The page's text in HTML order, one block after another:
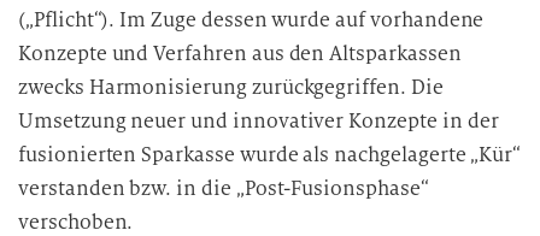
(„Pflicht“). Im Zuge dessen wurde auf vorhandene
Konzepte und Verfahren aus den Altsparkassen
zwecks Harmonisierung zurückgegriffen. Die
Umsetzung neuer und innovativer Konzepte in der
fusionierten Sparkasse wurde als nachgelagerte „Kür“
verstanden bzw. in die „Post-Fusionsphase“
verschoben.